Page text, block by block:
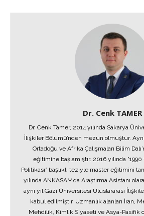
Dr. Cenk TAMER
Dr. Cenk Tamer, 2014 yılında Sakarya
İlişkiler Bölümü’nden mezun olmuştur.
Ortadoğu ve Afrika Çalışmaları Bilim
eğitimine başlamıştır. 2016 yılında “1990
Politikası” başlıklı teziyle master eğitimini
yılında ANKASAM’da Araştırma Asistanı
aynı yıl Gazi Üniversitesi Uluslararası
kabul edilmiştir. Uzmanlık alanları İran,
Mehdilik, Kimlik Siyaseti ve Asya-Pasifik